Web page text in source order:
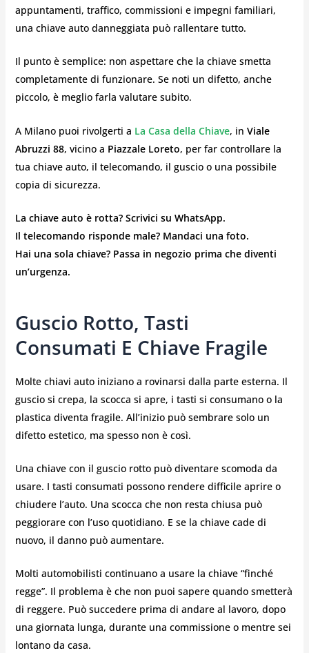
appuntamenti, traffico, commissioni e impegni familiari,
una chiave auto danneggiata può rallentare tutto.
Il punto è semplice: non aspettare che la chiave smetta
completamente di funzionare. Se noti un difetto, anche
piccolo, è meglio farla valutare subito.
A Milano puoi rivolgerti a La Casa della Chiave, in Viale
Abruzzi 88, vicino a Piazzale Loreto, per far controllare la
tua chiave auto, il telecomando, il guscio o una possibile
copia di sicurezza.
La chiave auto è rotta? Scrivici su WhatsApp.
Il telecomando risponde male? Mandaci una foto.
Hai una sola chiave? Passa in negozio prima che diventi
un’urgenza.
Guscio Rotto, Tasti
Consumati E Chiave Fragile
Molte chiavi auto iniziano a rovinarsi dalla parte esterna. Il
guscio si crepa, la scocca si apre, i tasti si consumano o la
plastica diventa fragile. All’inizio può sembrare solo un
difetto estetico, ma spesso non è così.
Una chiave con il guscio rotto può diventare scomoda da
usare. I tasti consumati possono rendere difficile aprire o
chiudere l’auto. Una scocca che non resta chiusa può
peggiorare con l’uso quotidiano. E se la chiave cade di
nuovo, il danno può aumentare.
Molti automobilisti continuano a usare la chiave “finché
regge”. Il problema è che non puoi sapere quando smetterà
di reggere. Può succedere prima di andare al lavoro, dopo
una giornata lunga, durante una commissione o mentre sei
lontano da casa.